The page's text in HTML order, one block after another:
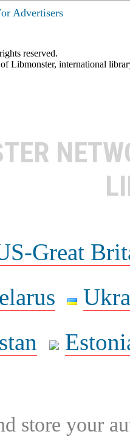
Advertisers
reserved.
Libmonster, international
Great
store your